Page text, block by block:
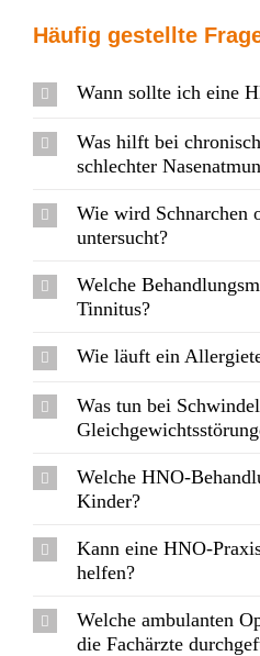
Häufig gestellte
Wann sollte ich eine
Was hilft bei
schlechter
Wie wird Schnarchen
untersucht?
Welche
Tinnitus?
Wie läuft ein
Was tun bei
Welche HNO-
Kinder?
Kann eine HNO-
helfen?
Welche ambulanten
die Fachärzte